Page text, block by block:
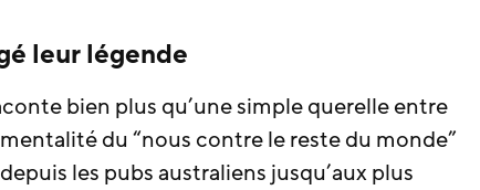
leur légende
bien plus qu’une simple querelle entre
du “nous contre le reste du monde”
les pubs australiens jusqu’aux plus